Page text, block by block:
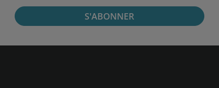
S'ABONNER